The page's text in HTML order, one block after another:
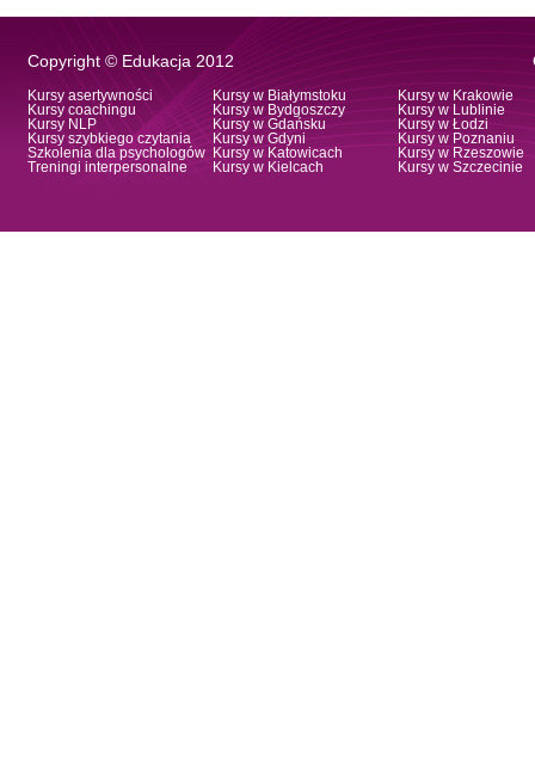
Copyright © Edukacja 2012
Kursy asertywności
Kursy coachingu
Kursy NLP
Kursy szybkiego czytania
Szkolenia dla psychologów
Treningi interpersonalne
Kursy w Białymstoku
Kursy w Bydgoszczy
Kursy w Gdańsku
Kursy w Gdyni
Kursy w Katowicach
Kursy w Kielcach
Kursy w Krakowie
Kursy w Lublinie
Kursy w Łodzi
Kursy w Poznaniu
Kursy w Rzeszowie
Kursy w Szczecinie